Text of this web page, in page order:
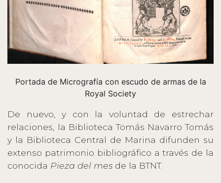
Portada de Micrografía con escudo de armas de la
Royal Society
De nuevo, y con la voluntad de estrechar
relaciones, la Biblioteca Tomás Navarro Tomás
y la Biblioteca Central de Marina difunden su
extenso patrimonio bibliográfico a través de la
conocida Pieza del mes de la BTNT.